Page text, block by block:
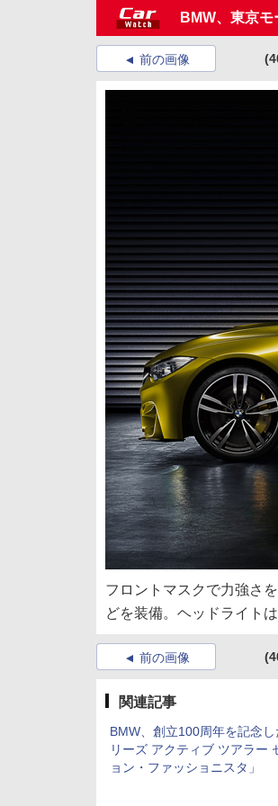
BMW、東京
前の画像
フロントマスクで力強さ
どを装備。ヘッドライト
前の画像
関連記事
BMW、創立100周年を記念
リーズ アクティブ ツアラー
ョン・ファッショニスタ」